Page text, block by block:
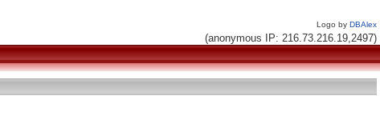
Logo by DBAlex
(anonymous IP: 216.73.216.19,2497)